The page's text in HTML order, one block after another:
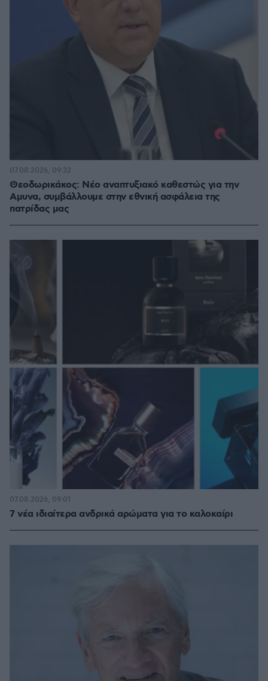
Θεοδωρικάκος: Νέο αναπτυξιακό καθεστώς για την
Αμυνα, συμβάλλουμε στην εθνική ασφάλεια της
πατρίδας μας
07.08.2026, 09:32
7 νέα ιδιαίτερα ανδρικά αρώματα για το καλοκαίρι
07.08.2026, 09:01